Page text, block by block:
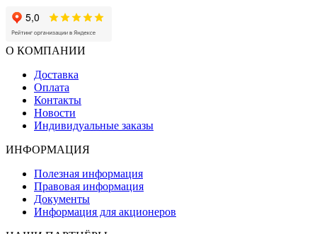
О КОМПАНИИ
Доставка
Оплата
Контакты
Новости
Индивидуальные заказы
ИНФОРМАЦИЯ
Полезная информация
Правовая информация
Документы
Информация для акционеров